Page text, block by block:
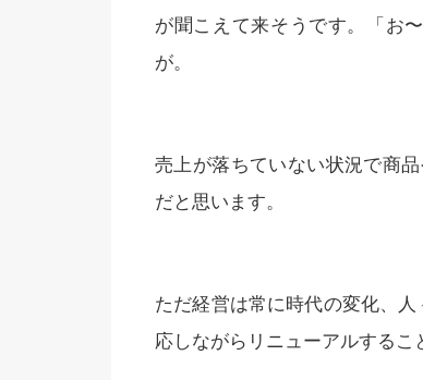
が聞こえて来そうです。「お
が。
売上が落ちていない状況で商
だと思います。
ただ経営は常に時代の変化、
応しながらリニューアルするこ